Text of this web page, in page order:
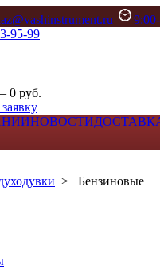
95-99
0 руб.
НОВОСТИ
> Бензиновые